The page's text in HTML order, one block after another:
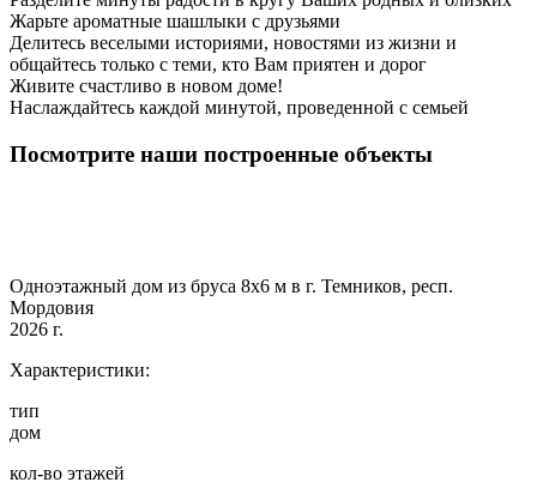
Жарьте ароматные шашлыки с друзьями
Делитесь веселыми историями, новостями из жизни и
общайтесь только с теми, кто Вам приятен и дорог
Живите счастливо в новом доме!
Наслаждайтесь каждой минутой, проведенной с семьей
Посмотрите наши построенные объекты
Одноэтажный дом из бруса 8х6 м в г. Темников, респ.
Мордовия
2026 г.
Характеристики:
тип
дом
кол-во этажей